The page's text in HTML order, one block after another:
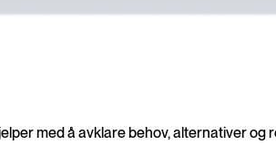
med å avklare behov, alternativer